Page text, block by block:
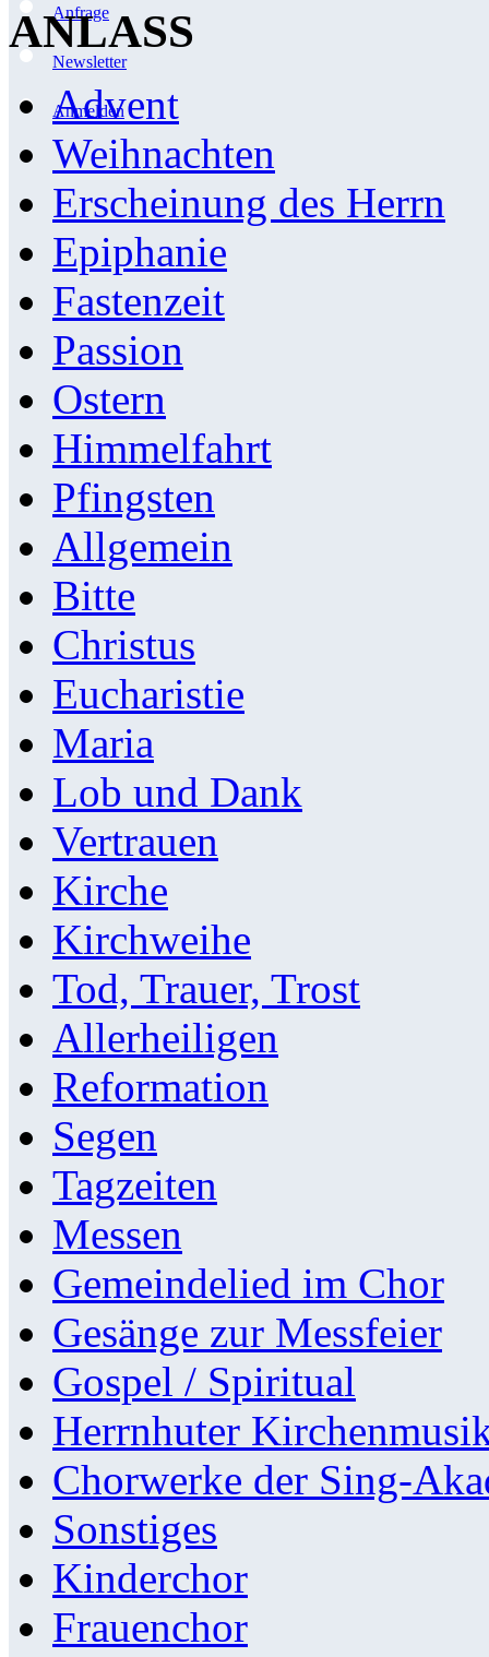
Anfrage
Newsletter
Anmelden
ANLASS
Advent
Weihnachten
Erscheinung des Herrn
Epiphanie
Fastenzeit
Passion
Ostern
Himmelfahrt
Pfingsten
Allgemein
Bitte
Christus
Eucharistie
Maria
Lob und Dank
Vertrauen
Kirche
Kirchweihe
Tod, Trauer, Trost
Allerheiligen
Reformation
Segen
Tagzeiten
Messen
Gemeindelied im Chor
Gesänge zur Messfeier
Gospel / Spiritual
Herrnhuter
Chorwerke der Sing-
Sonstiges
Kinderchor
Frauenchor